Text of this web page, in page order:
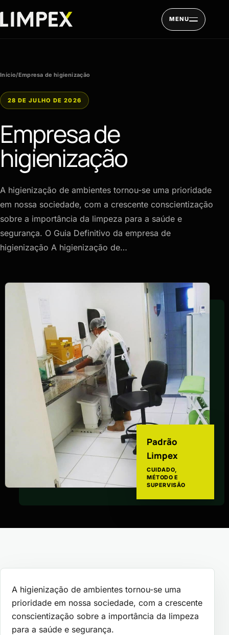
MENU
Início/Empresa de higienização
28 DE JULHO DE 2026
Empresa de
higienização
A higienização de ambientes tornou-se uma prioridade
em nossa sociedade, com a crescente conscientização
sobre a importância da limpeza para a saúde e
segurança. O Guia Definitivo da empresa de
higienização A higienização de…
Padrão
Limpex
CUIDADO,
MÉTODO E
SUPERVISÃO
A higienização de ambientes tornou-se uma
prioridade em nossa sociedade, com a crescente
conscientização sobre a importância da limpeza
para a saúde e segurança.